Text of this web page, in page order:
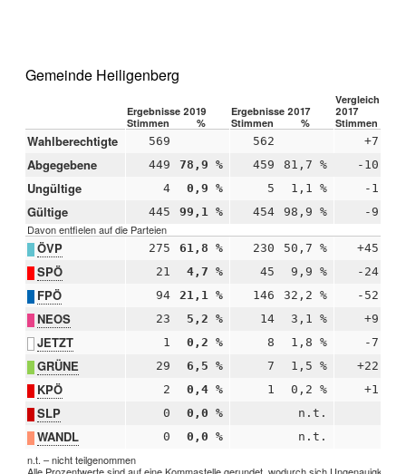
Gemeinde Heiligenberg
Ergebnisse 2019 Ergebnisse 2017
Vergleich
2017
Stimmen
% Stimmen % Stimmen
Wahlberechtigte 569 562 +7
Abgegebene 449 78,9 % 459 81,7 % -10
Ungültige 4 0,9 % 5 1,1 % -1
Gültige 445 99,1 % 454 98,9 % -9
Davon entfielen auf die Parteien
ÖVP 275 61,8 % 230 50,7 % +45
SPÖ 21 4,7 % 45 9,9 % -24
FPÖ 94 21,1 % 146 32,2 % -52
NEOS 23 5,2 % 14 3,1 % +9
JETZT 1 0,2 % 8 1,8 % -7
GRÜNE 29 6,5 % 7 1,5 % +22
KPÖ 2 0,4 % 1 0,2 % +1
SLP 0 0,0 % n.t.
WANDL 0 0,0 % n.t.
n.t. – nicht teilgenommen